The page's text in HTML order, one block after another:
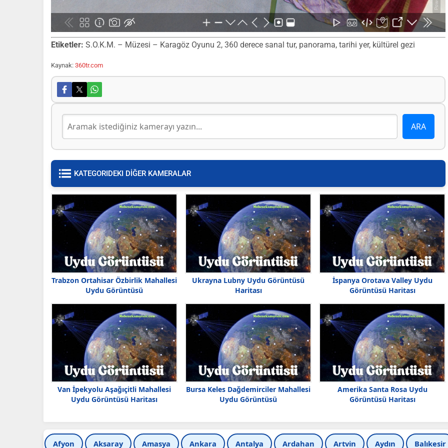
Etiketler: S.O.K.M. – Müzesi – Karagöz Oyunu 2, 360 derece sanal tur, panorama, tarihi yer, kültürel gezi
Kaynak: 360tr.com
KATEGORIDEKI DİĞER KAMERALAR
Trabzon Ortahisar Özbirlik Mahallesi
Uydu Görüntüsü
Ukrayna Lubny Uydu Görüntüsü
Haritası
İspanya Orotava Valley Uydu
Görüntüsü Haritası
Van İpekyolu Aşağıçitli Mahallesi
Uydu Görüntüsü Haritası
Bursa Keles Dağdemirciler Mahallesi
Uydu Görüntüsü
Amerika Santa Rosa Uydu
Görüntüsü Haritası
Afyon Aksaray Amasya Ankara Antalya Ardahan Artvin Aydın Balıkesir